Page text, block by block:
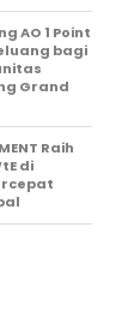
AO 1 Point
bagi
Grand
Raih
di